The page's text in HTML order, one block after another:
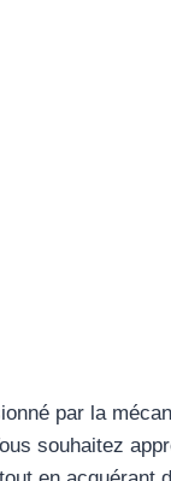
par la
souhaitez